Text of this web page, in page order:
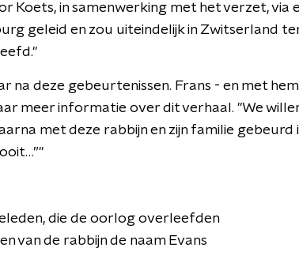
Koets, in samenwerking met het verzet, via
geleid en zou uiteindelijk in Zwitserland
na deze gebeurtenissen. Frans - en met
meer informatie over dit verhaal. "We
met deze rabbijn en zijn familie
die de oorlog overleefden
van de rabbijn de naam Evans